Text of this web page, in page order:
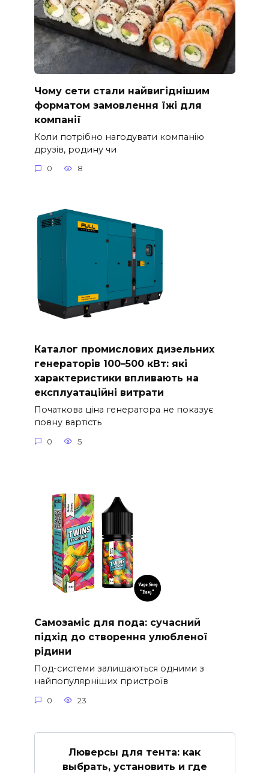
Чому сети стали найвигіднішим
форматом замовлення їжі для
компанії
Коли потрібно нагодувати компанію
друзів, родину чи
0 8
Каталог промислових дизельних
генераторів 100–500 кВт: які
характеристики впливають на
експлуатаційні витрати
Початкова ціна генератора не показує
повну вартість
0 5
Самозаміс для пода: сучасний
підхід до створення улюбленої
рідини
Под-системи залишаються одними з
найпопулярніших пристроїв
0 23
Люверсы для тента: как
выбрать, установить и где